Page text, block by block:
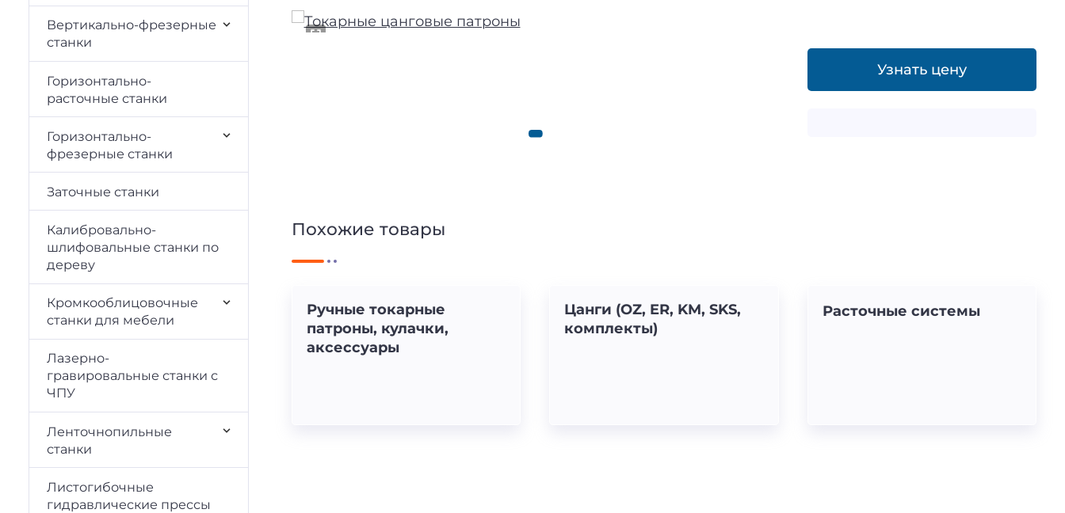
Узнать цену
Похожие товары
Ручные токарные
патроны, кулачки,
аксессуары
Цанги (OZ, ER, KM, SKS,
комплекты)
Расточные системы
Вертикально-фрезерные
станки
Горизонтально-
расточные станки
Горизонтально-
фрезерные станки
Заточные станки
Калибровально-
шлифовальные станки по
дереву
Кромкооблицовочные
cтанки для мебели
Лазерно-
гравировальные станки с
ЧПУ
Ленточнопильные
станки
Листогибочные
гидравлические прессы